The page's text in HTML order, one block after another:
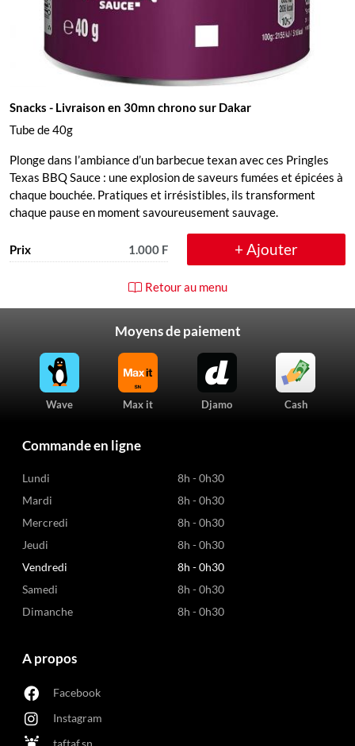
Snacks - Livraison en 30mn chrono sur Dakar
Tube de 40g
Plonge dans l’ambiance d’un barbecue texan avec ces Pringles
Texas BBQ Sauce : une explosion de saveurs fumées et épicées à
chaque bouchée. Pratiques et irrésistibles, ils transforment
chaque pause en moment savoureusement sauvage.
Prix 1.000 F + Ajouter
Retour au menu
Moyens de paiement
Wave Max it Djamo Cash
Commande en ligne
Lundi
8h - 0h30
Mardi
8h - 0h30
Mercredi
8h - 0h30
Jeudi
8h - 0h30
Vendredi
8h - 0h30
Samedi
8h - 0h30
Dimanche
8h - 0h30
A propos
Facebook
Instagram
taftaf.sn